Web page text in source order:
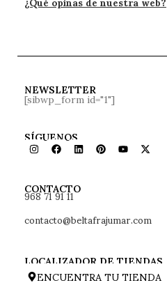
NEWSLETTER
[sibwp_form id="1"]
SÍGUENOS
CONTACTO
968 71 91 11
contacto@beltafrajumar.com
LOCALIZADOR DE TIENDAS
ENCUENTRA TU TIENDA